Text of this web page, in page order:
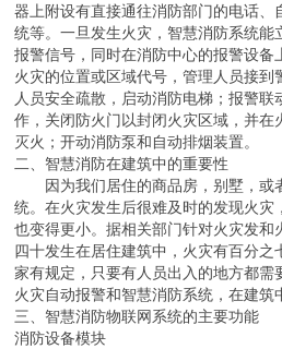
器上附设有直接通往消防部门的电话、
统等。一旦发生火灾，智慧消防系统能
报警信号，同时在消防中心的报警设备
火灾的位置或区域代号，管理人员接到
人员安全疏散，启动消防电梯；报警
作，关闭防火门以封闭火灾区域，并在
灭火；开动消防泵和自动排烟装置。
二、智慧消防在建筑中的重要性
因为我们居住的商品房，别墅，或
统。在火灾发生后很难及时的发现火灾
也变得更小。据相关部门针对火灾发和
四十发生在居住建筑中，火灾有百分之
家有规定，只要有人员出入的地方都需
火灾自动报警和智慧消防系统，在建筑
三、智慧消防物联网系统的主要功能
消防设备模块